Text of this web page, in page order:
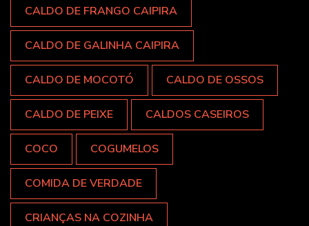
CALDO DE FRANGO CAIPIRA
CALDO DE GALINHA CAIPIRA
CALDO DE MOCOTÓ CALDO DE OSSOS
CALDO DE PEIXE CALDOS CASEIROS
COCO COGUMELOS
COMIDA DE VERDADE
CRIANÇAS NA COZINHA